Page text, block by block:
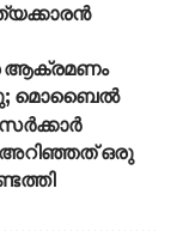
ആക്രമണം
മൊബൈൽ
അറിഞ്ഞത് ഒരു